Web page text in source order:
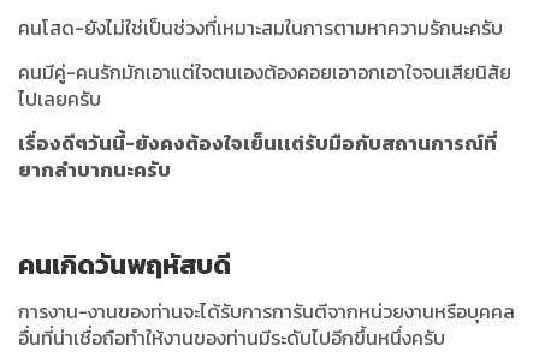
คนโสด-ยังไม่ใช่เป็นช่วงที่เหมาะสมในการตามหาความรักนะครับ
คนมีคู่-คนรักมักเอาแต่ใจตนเองต้องคอยเอาอกเอาใจจนเสียนิสัย
ไปเลยครับ
เรื่องดีๆวันนี้-ยังคงต้องใจเย็นเเต่รับมือกับสถานการณ์ที่
ยากลำบากนะครับ
คนเกิดวันพฤหัสบดี
การงาน-งานของท่านจะได้รับการการันตีจากหน่วยงานหรือบุคคล
อื่นที่น่าเชื่อถือทำให้งานของท่านมีระดับไปอีกขึ้นหนึ่งครับ